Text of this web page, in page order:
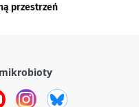
przestrzeń
mikrobioty
YouTubeInstagram